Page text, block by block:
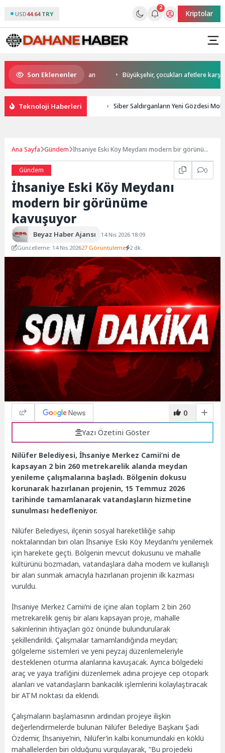
USD44.64 TRY
2
Kriptolar
Son Eklenenler
Başkan Büyükakın’dan Büyükşehir, çocukları afetlere karşı
Teknoloji Haberleri Siber Saldırganların Yeni Gözdesi
Ana Sayfa Gündem İhsaniye Eski Köy Meydanı modern bir görünüme
Gündem
0
İhsaniye Eski Köy Meydanı
modern bir görünüme
kavuşuyor
Beyaz Haber Ajansı
14 Nis 2026 18:09
Güncelleme: 14 Nis 202627 Görüntüleme 2 dk.
0
Yazı Özetini Göster
Nilüfer Belediyesi, İhsaniye Merkez Camii’ni de
kapsayan 2 bin 260 metrekarelik alanda meydan
yenileme çalışmalarına başladı. Bölgenin dokusu
korunarak hazırlanan projenin, 15 Temmuz 2026
tarihinde tamamlanarak vatandaşların hizmetine
sunulması hedefleniyor.
Nilüfer Belediyesi, ilçenin sosyal hareketliliğe sahip
noktalarından biri olan İhsaniye Eski Köy Meydanı’nı yenilemek
için harekete geçti. Bölgenin mevcut dokusunu ve mahalle
kültürünü bozmadan, vatandaşlara daha modern ve kullanışlı
bir alan sunmak amacıyla hazırlanan projenin ilk kazması
vuruldu.
İhsaniye Merkez Camii’ni de içine alan toplam 2 bin 260
metrekarelik geniş bir alanı kapsayan proje, mahalle
sakinlerinin ihtiyaçları göz önünde bulundurularak
şekillendirildi. Çalışmalar tamamlandığında meydan;
gölgeleme sistemleri ve yeni peyzaj düzenlemeleriyle
desteklenen oturma alanlarına kavuşacak. Ayrıca bölgedeki
araç ve yaya trafiğini düzenlemek adına projeye cep otopark
alanları ve vatandaşların bankacılık işlemlerini kolaylaştıracak
bir ATM noktası da eklendi.
Çalışmaların başlamasının ardından projeye ilişkin
değerlendirmelerde bulunan Nilüfer Belediye Başkanı Şadi
Özdemir, İhsaniye’nin, Nilüfer’in kalbi konumundaki en köklü
mahallelerden biri olduğunu vurgulayarak, “Bu projedeki